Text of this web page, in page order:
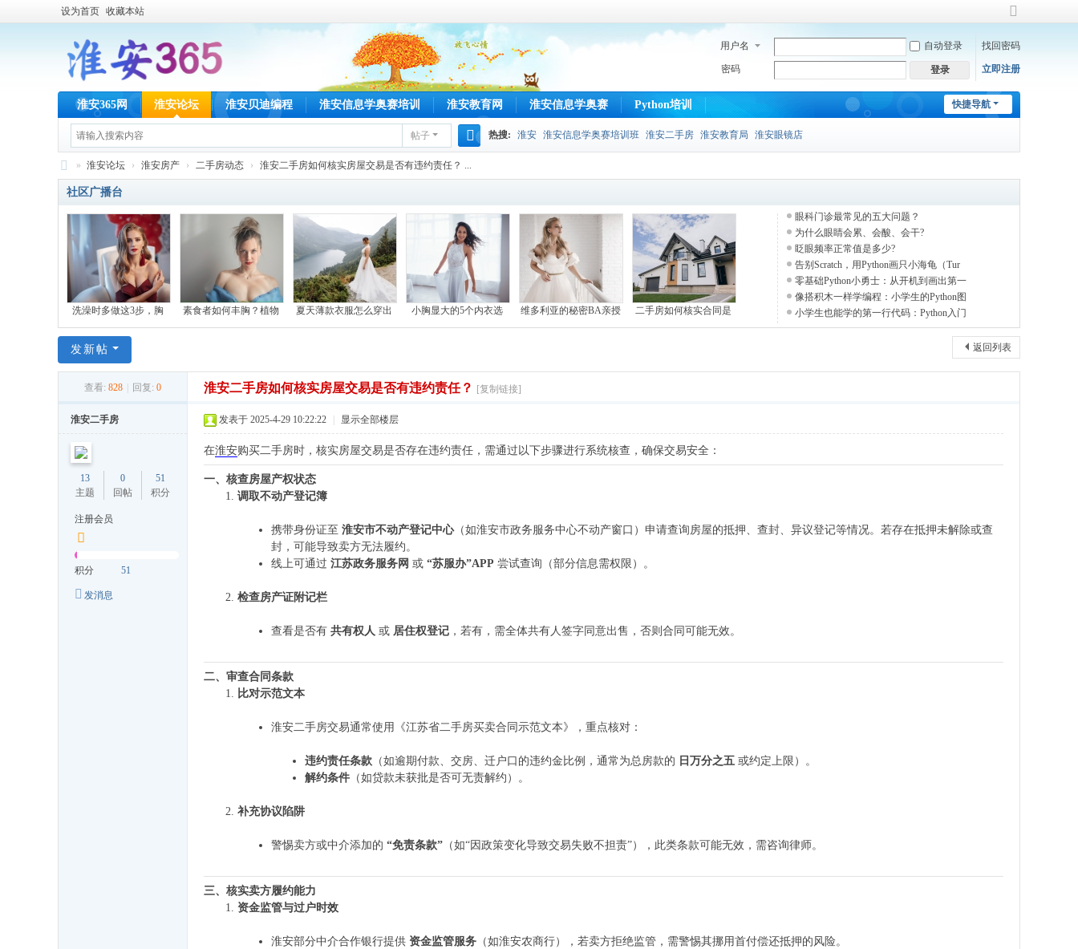
设为首页 收藏本站
切
换
到
宽
用户名 自动登录 找回密码
密码 登录 立即注册
快捷导航
淮安365网 淮安论坛 淮安贝迪编程 淮安信息学奥赛培训 淮安教育网 淮安信息学奥赛 Python培训
帖子
索
热搜: 淮安 淮安信息学奥赛培训班 淮安二手房 淮安教育局 淮安眼镜店
淮
安
网
» 淮安论坛 › 淮安房产 › 二手房动态 › 淮安二手房如何核实房屋交易是否有违约责任？ ...
社区广播台
洗澡时多做这3步，胸 素食者如何丰胸？植物 夏天薄款衣服怎么穿出 小胸显大的5个内衣选 维多利亚的秘密BA亲授 二手房如何核实合同是
眼科门诊最常见的五大问题？
为什么眼睛会累、会酸、会干?
眨眼频率正常值是多少?
告别Scratch，用Python画只小海龟（Tur
零基础Python小勇士：从开机到画出第一
像搭积木一样学编程：小学生的Python图
小学生也能学的第一行代码：Python入门
返回列表
发新帖
查看: 828 回复: 0 淮安二手房如何核实房屋交易是否有违约责任？ [复制链接]
淮安二手房
13
主题
0
回帖
51
积分
注册会员
积分 51
发消息
发表于 2025-4-29 10:22:22 显示全部楼层
在淮安购买二手房时，核实房屋交易是否存在违约责任，需通过以下步骤进行系统核查，确保交易安全：
一、核查房屋产权状态
调取不动产登记簿
携带身份证至 淮安市不动产登记中心（如淮安市政务服务中心不动产窗口）申请查询房屋的抵押、查封、异议登记等情况。若存在抵押未解除或查
封，可能导致卖方无法履约。
线上可通过 江苏政务服务网 或 “苏服办”APP 尝试查询（部分信息需权限）。
检查房产证附记栏
查看是否有 共有权人 或 居住权登记 ，若有，需全体共有人签字同意出售，否则合同可能无效。
二、审查合同条款
比对示范文本
淮安二手房交易通常使用《江苏省二手房买卖合同示范文本》，重点核对：
违约责任条款 （如逾期付款、交房、迁户口的违约金比例，通常为总房款的 日万分之五 或约定上限）。
解约条件 （如贷款未获批是否可无责解约）。
补充协议陷阱
警惕卖方或中介添加的 “免责条款” （如“因政策变化导致交易失败不担责”），此类条款可能无效，需咨询律师。
三、核实卖方履约能力
资金监管与过户时效
淮安部分中介合作银行提供 资金监管服务 （如淮安农商行），若卖方拒绝监管，需警惕其挪用首付偿还抵押的风险。